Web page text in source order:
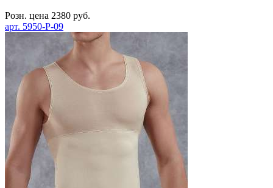
Розн. цена 2380 руб.
арт. 5950-P-09